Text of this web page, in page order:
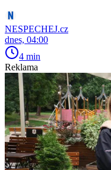
NESPECHEJ.cz
dnes, 04:00
4 min
Reklama